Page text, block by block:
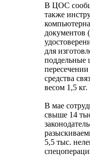
В ЦОС
также
документов
для
поддельные
средства
весом 1,5 кг.
В мае
свыше 14
5,5 тыс.